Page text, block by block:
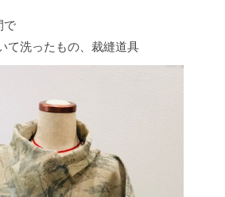
で
て洗ったもの、裁縫道具